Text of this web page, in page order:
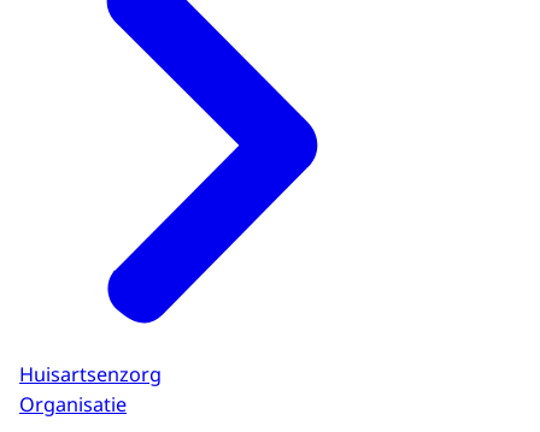
Huisartsenzorg
Organisatie